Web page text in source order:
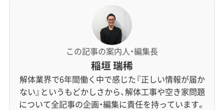
この記事の案内人・編集長
稲垣 瑞稀
解体業界で6年間働く中で感じた『正しい情報が届か
ない』というもどかしさから、解体工事や空き家問題
について全記事の企画・編集に責任を持っています。